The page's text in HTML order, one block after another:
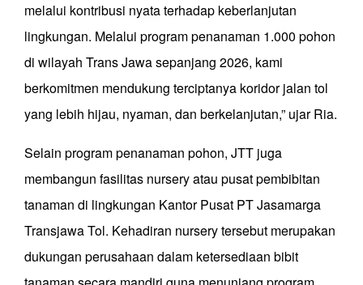
melalui kontribusi nyata terhadap keberlanjutan
lingkungan. Melalui program penanaman 1.000 pohon
di wilayah Trans Jawa sepanjang 2026, kami
berkomitmen mendukung terciptanya koridor jalan tol
yang lebih hijau, nyaman, dan berkelanjutan,” ujar Ria.
Selain program penanaman pohon, JTT juga
membangun fasilitas nursery atau pusat pembibitan
tanaman di lingkungan Kantor Pusat PT Jasamarga
Transjawa Tol. Kehadiran nursery tersebut merupakan
dukungan perusahaan dalam ketersediaan bibit